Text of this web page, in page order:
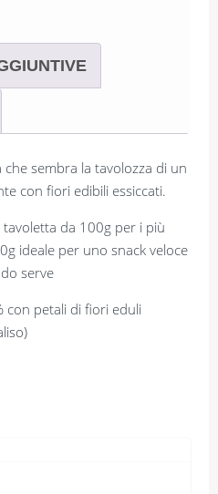
sembra la tavolozza di un
con fiori edibili essiccati.
da 100g per i più
ideale per uno snack veloce
serve
con petali di fiori eduli